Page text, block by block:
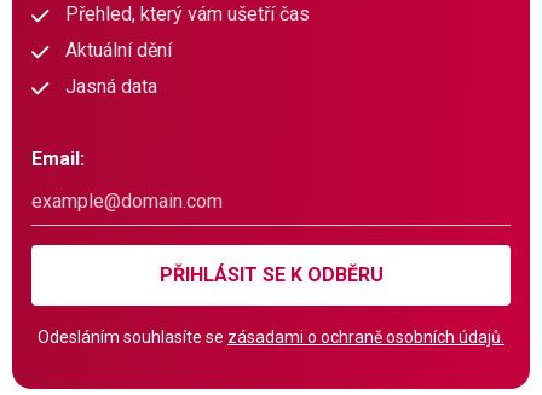
Přehled, který vám ušetří čas
Aktuální dění
Jasná data
Email:
PŘIHLÁSIT SE K ODBĚRU
Odesláním souhlasíte se zásadami o ochraně osobních údajů.